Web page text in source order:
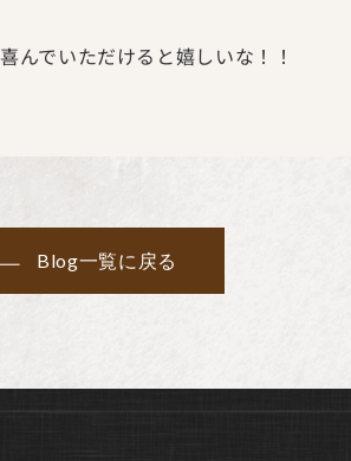
喜んでいただけると嬉しいな！！
Blog一覧に戻る